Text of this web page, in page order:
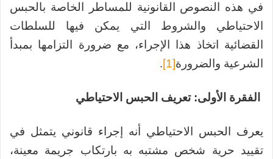
في هذه النصوص القانونية للمساطر الخاصة بالحبس
الاحتياطي والشروط التي يمكن فيها للسلطات
القضائية اتخاذ هذا الإجراء، مع ضرورة التزامها بمبدأ
الشرعية والضرورة[1]
.
الفقرة الأولى: تعريف الحبس الاحتياطي
يعرف الحبس الاحتياطي أنه إجراء قانوني يتمثل في
تقييد حرية شخص مشتبه به بارتكاب جريمة معينة،